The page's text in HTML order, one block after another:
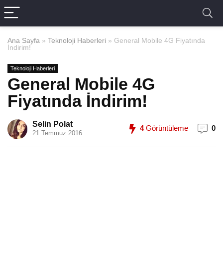
Ana Sayfa » Teknoloji Haberleri » General Mobile 4G Fiyatında
İndirim!
Teknoloji Haberleri
General Mobile 4G
Fiyatında İndirim!
Selin Polat
21 Temmuz 2016
4Görüntüleme 0